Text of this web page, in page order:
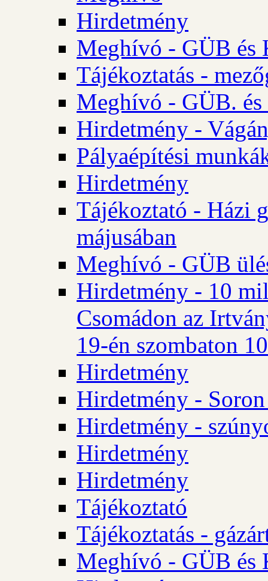
Hirdetmény
Meghívó - GÜB és
Tájékoztatás -
Meghívó - GÜB.
Hirdetmény -
Pályaépítési
Hirdetmény
Tájékoztató - Házi
májusában
Meghívó - GÜB
Hirdetmény - 10
Csomádon az
19-én szombaton
Hirdetmény
Hirdetmény -
Hirdetmény -
Hirdetmény
Hirdetmény
Tájékoztató
Tájékoztatás -
Meghívó - GÜB és